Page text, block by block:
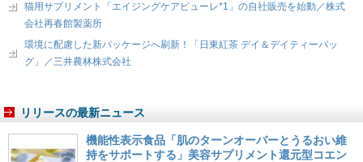
猫用サプリメント「エイジングケアピューレ*1」の自社販売を始動／株式
会社再春館製薬所
環境に配慮した新パッケージへ刷新！「日東紅茶 デイ＆デイティーバッ
グ」／三井農林株式会社
リリースの最新ニュース
機能性表示食品「肌のターンオーバーとうるおい維
持をサポートする」美容サプリメント還元型コエン